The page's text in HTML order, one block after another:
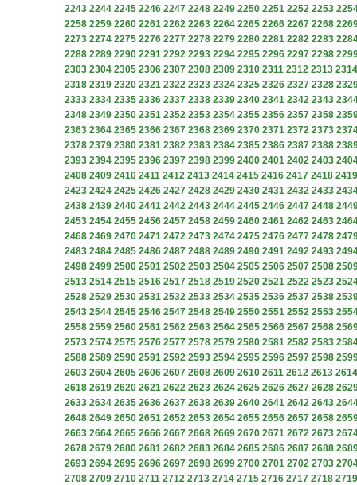
2243 2244 2245 2246 2247 2248 2249 2250 2251 2252 2253
2258 2259 2260 2261 2262 2263 2264 2265 2266 2267 2268
2273 2274 2275 2276 2277 2278 2279 2280 2281 2282 2283
2288 2289 2290 2291 2292 2293 2294 2295 2296 2297 2298
2303 2304 2305 2306 2307 2308 2309 2310 2311 2312 2313 2314
2318 2319 2320 2321 2322 2323 2324 2325 2326 2327 2328
2333 2334 2335 2336 2337 2338 2339 2340 2341 2342 2343
2348 2349 2350 2351 2352 2353 2354 2355 2356 2357 2358
2363 2364 2365 2366 2367 2368 2369 2370 2371 2372 2373
2378 2379 2380 2381 2382 2383 2384 2385 2386 2387 2388
2393 2394 2395 2396 2397 2398 2399 2400 2401 2402 2403
2408 2409 2410 2411 2412 2413 2414 2415 2416 2417 2418 2419
2423 2424 2425 2426 2427 2428 2429 2430 2431 2432 2433
2438 2439 2440 2441 2442 2443 2444 2445 2446 2447 2448
2453 2454 2455 2456 2457 2458 2459 2460 2461 2462 2463
2468 2469 2470 2471 2472 2473 2474 2475 2476 2477 2478
2483 2484 2485 2486 2487 2488 2489 2490 2491 2492 2493
2498 2499 2500 2501 2502 2503 2504 2505 2506 2507 2508
2513 2514 2515 2516 2517 2518 2519 2520 2521 2522 2523
2528 2529 2530 2531 2532 2533 2534 2535 2536 2537 2538
2543 2544 2545 2546 2547 2548 2549 2550 2551 2552 2553
2558 2559 2560 2561 2562 2563 2564 2565 2566 2567 2568
2573 2574 2575 2576 2577 2578 2579 2580 2581 2582 2583
2588 2589 2590 2591 2592 2593 2594 2595 2596 2597 2598
2603 2604 2605 2606 2607 2608 2609 2610 2611 2612 2613 2614
2618 2619 2620 2621 2622 2623 2624 2625 2626 2627 2628
2633 2634 2635 2636 2637 2638 2639 2640 2641 2642 2643
2648 2649 2650 2651 2652 2653 2654 2655 2656 2657 2658
2663 2664 2665 2666 2667 2668 2669 2670 2671 2672 2673
2678 2679 2680 2681 2682 2683 2684 2685 2686 2687 2688
2693 2694 2695 2696 2697 2698 2699 2700 2701 2702 2703
2708 2709 2710 2711 2712 2713 2714 2715 2716 2717 2718 2719